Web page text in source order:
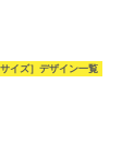
イズ］デザイン一覧